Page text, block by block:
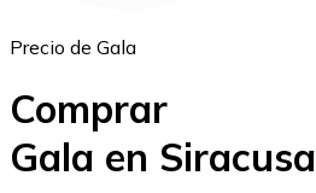
Precio de Gala
Comprar
Gala en Siracusa